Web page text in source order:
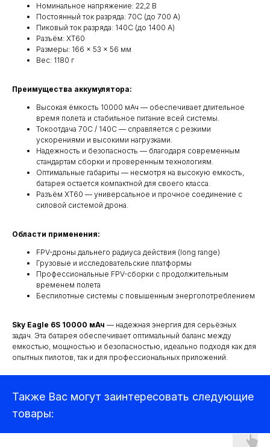
Номинальное напряжение: 22,2 В
Постоянный ток разряда: 70C (до 700 А)
Пиковый ток разряда: 140C (до 1400 А)
Разъём: XT60
Размеры: 166 × 53 × 56 мм
Вес: 1180 г
Преимущества аккумулятора:
Высокая ёмкость 10000 мАч — обеспечивает длительное
время полета и стабильное питание всей системы.
Токоотдача 70C / 140C — справляется с резкими
ускорениями и высокими нагрузками.
Надежность и безопасность — благодаря современным
стандартам сборки и проверенным технологиям.
Оптимальные габариты — несмотря на высокую емкость,
батарея остается компактной для своего класса.
Разъём XT60 — универсальное и прочное соединение с
силовой системой дрона.
Области применения:
FPV-дроны дальнего радиуса действия (long range)
Грузовые и исследовательские платформы
Профессиональные FPV-сборки с продолжительным
временем полета
Беспилотные системы с повышенным энергопотреблением
Sky Eagle 6S 10000 мАч — надежная энергия для серьёзных
задач. Эта батарея обеспечивает оптимальный баланс между
емкостью, мощностью и безопасностью, идеально подходя как для
опытных пилотов, так и для профессиональных приложений.
Также Вас могут заинтересовать следующие
товары:
Квадрокоптеры
Аксессуары для квадрокоптеров
Детекторы и подавители БПЛА
Прицелы
Компьютеры и ноутбуки
Аудиотехника